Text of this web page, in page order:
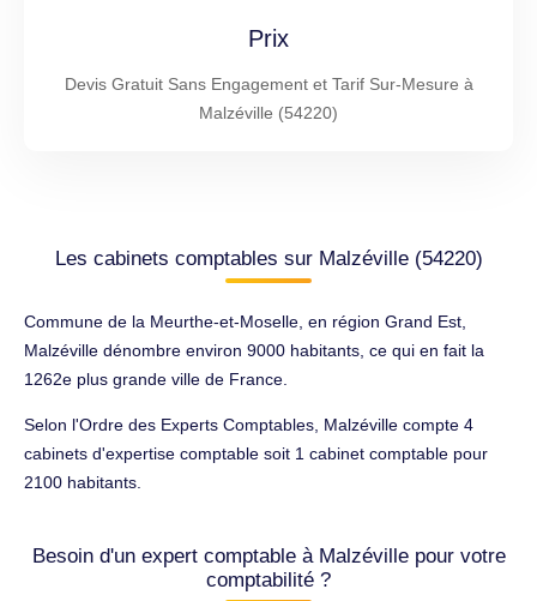
Prix
Devis Gratuit Sans Engagement et Tarif Sur-Mesure à
Malzéville (54220)
Les cabinets comptables sur Malzéville (54220)
Commune de la Meurthe-et-Moselle, en région Grand Est,
Malzéville dénombre environ 9000 habitants, ce qui en fait la
1262e plus grande ville de France.
Selon l'Ordre des Experts Comptables, Malzéville compte 4
cabinets d'expertise comptable soit 1 cabinet comptable pour
2100 habitants.
Besoin d'un expert comptable à Malzéville pour votre
comptabilité ?